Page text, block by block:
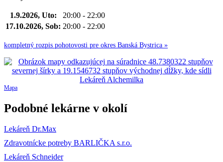
1.9.2026, Uto:
20:00 - 22:00
17.10.2026, Sob: 20:00 - 22:00
kompletný rozpis pohotovosti pre okres Banská Bystrica »
Mapa
Podobné lekárne v okolí
Lekáreň Dr.Max
Zdravotnícke potreby BARLIČKA s.r.o.
Lekáreň Schneider